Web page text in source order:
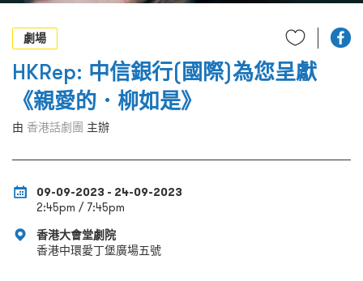
EN
劇場
HKRep: 中信銀行(國際)為您呈獻
《親愛的．柳如是》
由 香港話劇團 主辦
09-09-2023 - 24-09-2023
2:45pm / 7:45pm
香港大會堂劇院
香港中環愛丁堡廣場五號